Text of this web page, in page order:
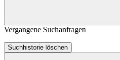
Vergangene Suchanfragen
Suchhistorie löschen